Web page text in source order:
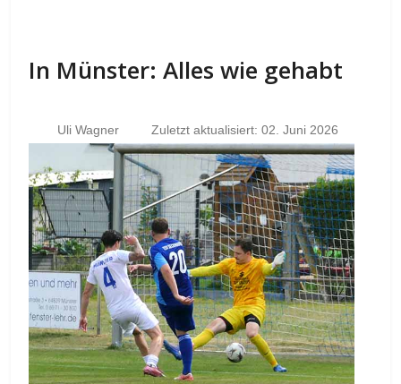
In Münster: Alles wie gehabt
Uli Wagner Zuletzt aktualisiert: 02. Juni 2026